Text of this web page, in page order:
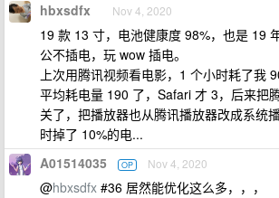
hbxsdfx Nov 4, 2020
19 款 13 寸，电池健康度 98%，也是 19
公不插电，玩 wow 插电。
上次用腾讯视频看电影，1 个小时耗了我
平均耗电量 190 了，Safari 才 3，后来把
关了，把播放器也从腾讯播放器改成系统
时掉了 10%的电...
A01514035 OP Nov 4, 2020
@hbxsdfx #36 居然能优化这么多，，，